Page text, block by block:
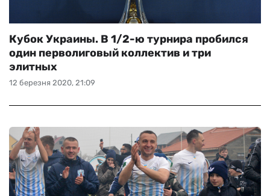
12 березня 2020, 21:09
Кубок Украины. В 1/2-ю турнира пробился
один перволиговый коллектив и три
элитных